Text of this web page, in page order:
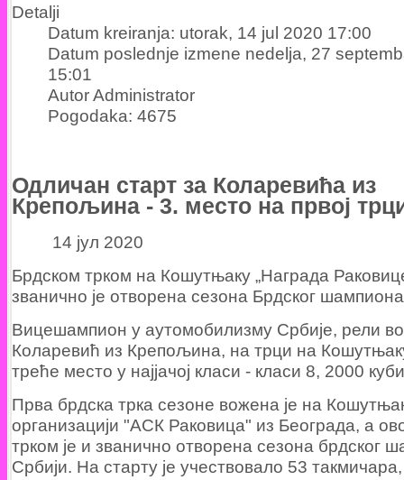
Detalji
Datum kreiranja: utorak, 14 jul 2020 17:00
Datum poslednje izmene nedelja, 27
15:01
Autor Administrator
Pogodaka: 4675
Одличан старт за Коларевића из
Крепољина - 3. место на првој
14 јул 2020
Брдском трком на Кошутњаку „Награда
званично је отворена сезона Брдског
Вицешампион у аутомобилизму Србије, рели
Коларевић из Крепољина, на трци на
треће место у најјачој класи - класи 8, 2000
Прва брдска трка сезоне вожена је на
организацији "АСК Раковица" из Београда, а
трком је и званично отворена сезона брдског
Србији. На старту је учествовало 53